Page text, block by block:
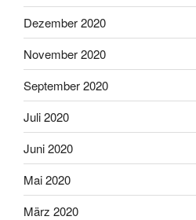
Dezember 2020
November 2020
September 2020
Juli 2020
Juni 2020
Mai 2020
März 2020